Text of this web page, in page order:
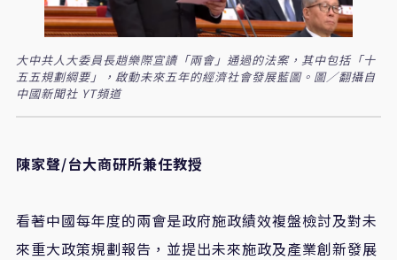
大中共人大委員長趙樂際宣讀「兩會」通過的法案，其中包括「十
五五規劃綱要」，啟動未來五年的經濟社會發展藍圖。圖／翻攝自
中國新聞社 YT頻道
陳家聲/台大商研所兼任教授
看著中國每年度的兩會是政府施政績效複盤檢討及對未
來重大政策規劃報告，並提出未來施政及產業創新發展